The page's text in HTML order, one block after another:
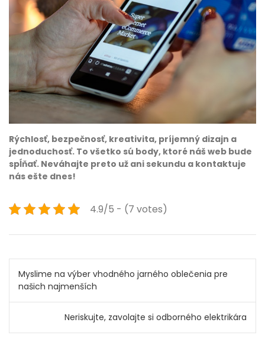
Rýchlosť, bezpečnosť, kreativita, príjemný dizajn a
jednoduchosť. To všetko sú body, ktoré náš web bude
spĺňať. Neváhajte preto už ani sekundu a kontaktuje
nás ešte dnes!
4.9/5 - (7 votes)
Navigace
pro
příspěvek
Myslime na výber vhodného jarného oblečenia pre
našich najmenších
Neriskujte, zavolajte si odborného elektrikára